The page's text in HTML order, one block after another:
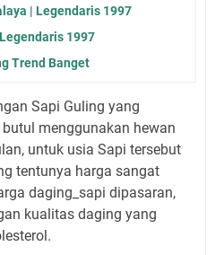
| Legendaris 1997
1997
Trend Banget
Sapi Guling yang
menggunakan hewan
untuk usia Sapi tersebut
tentunya harga sangat
daging_sapi dipasaran,
kualitas daging yang